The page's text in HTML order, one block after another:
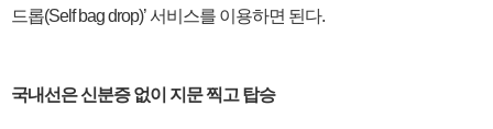
드롭(Self bag drop)’ 서비스를 이용하면 된다.
국내선은 신분증 없이 지문 찍고 탑승